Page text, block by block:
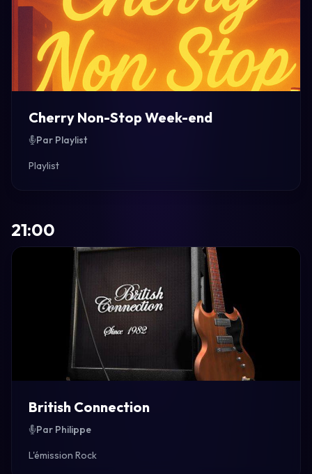
Cherry Non-Stop Week-end
Par Playlist
Playlist
21:00
British Connection
Par Philippe
L'émission Rock